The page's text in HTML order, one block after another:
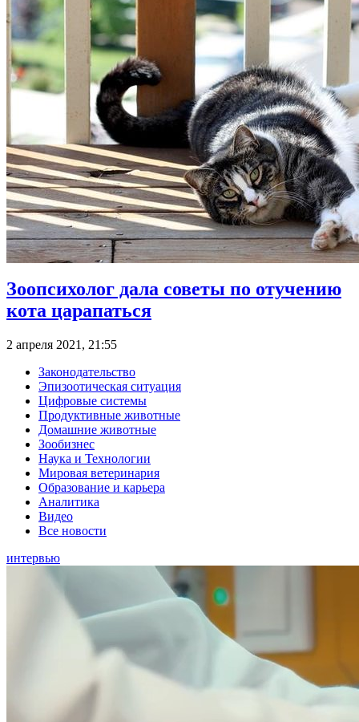
Зоопсихолог дала советы по отучению
кота царапаться
2 апреля 2021, 21:55
Законодательство
Эпизоотическая ситуация
Цифровые системы
Продуктивные животные
Домашние животные
Зообизнес
Наука и Технологии
Мировая ветеринария
Образование и карьера
Аналитика
Видео
Все новости
интервью